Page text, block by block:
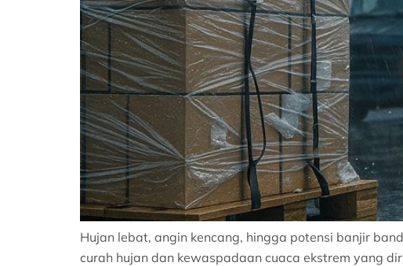
Hujan lebat, angin kencang, hingga potensi banjir
curah hujan dan kewaspadaan cuaca ekstrem yang